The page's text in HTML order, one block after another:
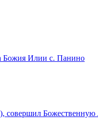
Божия Илии с. Панино
совершил Божественную